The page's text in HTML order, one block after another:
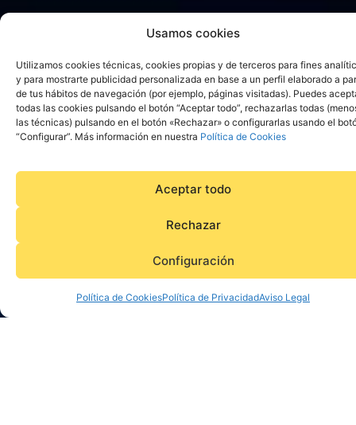
Usamos cookies
Utilizamos cookies técnicas, cookies propias y de terceros para fines
y para mostrarte publicidad personalizada en base a un perfil elaborado a
de tus hábitos de navegación (por ejemplo, páginas visitadas). Puedes
todas las cookies pulsando el botón “Aceptar todo”, rechazarlas todas
las técnicas) pulsando en el botón «Rechazar» o configurarlas usando el
“Configurar”. Más información en nuestra Política de Cookies
Aceptar todo
Rechazar
Configuración
Política de CookiesPolítica de PrivacidadAviso Legal